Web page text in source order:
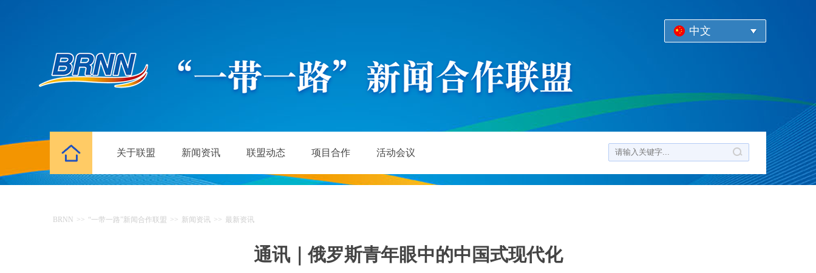
中文
关于联盟 新闻资讯 联盟动态 项目合作 活动会议
BRNN >> “一带一路”新闻合作联盟 >> 新闻资讯 >> 最新资讯
通讯｜俄罗斯青年眼中的中国式现代化